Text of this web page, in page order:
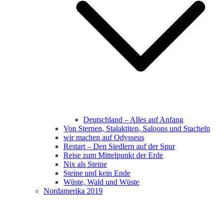
Deutschland – Alles auf Anfang
Von Sternen, Stalaktiten, Saloons und Stacheln
wir machen auf Odysseus
Restart – Den Siedlern auf der Spur
Reise zum Mittelpunkt der Erde
Nix als Steine
Steine und kein Ende
Wüste, Wald und Wüste
Nordamerika 2019